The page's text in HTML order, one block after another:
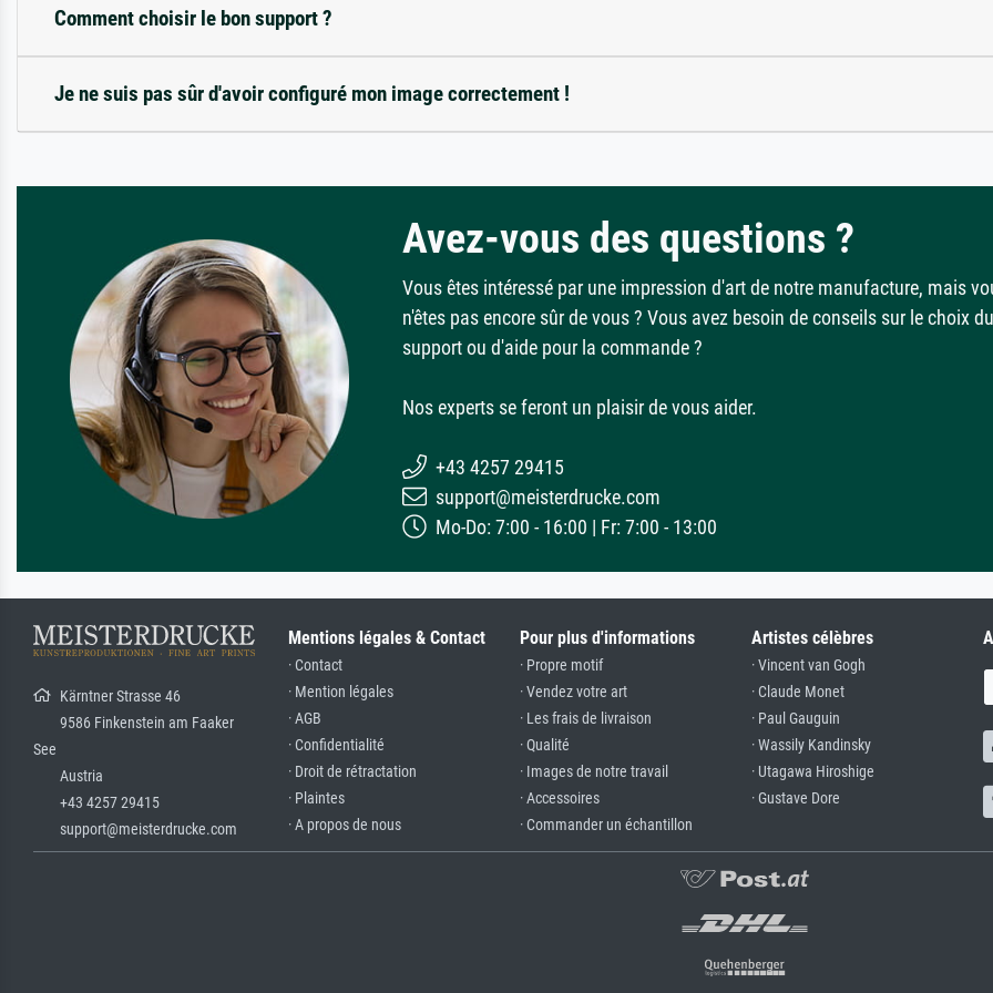
Comment choisir le bon support ?
Je ne suis pas sûr d'avoir configuré mon image correctement !
Avez-vous des questions ?
Vous êtes intéressé par une impression d'art de notre manufacture, mais
n'êtes pas encore sûr de vous ? Vous avez besoin de conseils sur le choix du
support ou d'aide pour la commande ?
Nos experts se feront un plaisir de vous aider.
+43 4257 29415
support@meisterdrucke.com
Mo-Do: 7:00 - 16:00 | Fr: 7:00 - 13:00
Kärntner Strasse 46
9586 Finkenstein am Faaker
See
Austria
+43 4257 29415
support@meisterdrucke.com
Mentions légales & Contact
· Contact
· Mention légales
· AGB
· Confidentialité
· Droit de rétractation
· Plaintes
· A propos de nous
Pour plus d'informations
· Propre motif
· Vendez votre art
· Les frais de livraison
· Qualité
· Images de notre travail
· Accessoires
· Commander un échantillon
Artistes célèbres
· Vincent van Gogh
· Claude Monet
· Paul Gauguin
· Wassily Kandinsky
· Utagawa Hiroshige
· Gustave Dore